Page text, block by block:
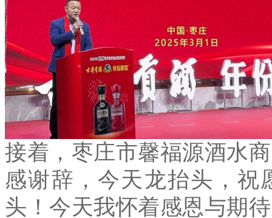
接着，枣庄市馨福源酒水
感谢辞，今天龙抬头，祝
头！今天我怀着感恩与期